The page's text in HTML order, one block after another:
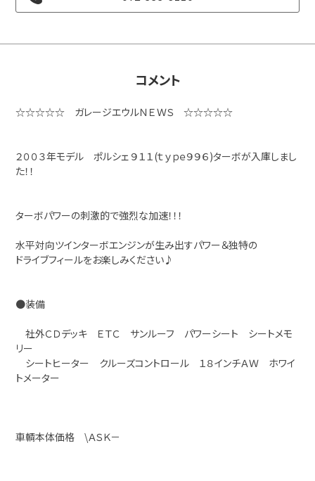
コメント
☆☆☆☆☆ ガレージエウルＮＥＷＳ ☆☆☆☆☆
２００３年モデル ポルシェ ９１１(ｔｙｐｅ９９６)ターボが入庫しまし
た！！
ターボパワーの刺激的で強烈な加速！！！
水平対向ツインターボエンジンが生み出すパワー＆独特の
ドライブフィールをお楽しみください♪
●装備
社外ＣＤデッキ ＥＴＣ サンルーフ パワーシート シートメモ
リー
シートヒーター クルーズコントロール １８インチＡＷ ホワイ
トメーター
車輌本体価格 \ＡＳＫ－